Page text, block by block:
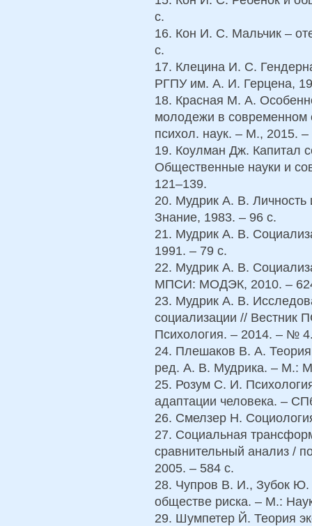
с.
16. Кон И. С. Мальчик –
с.
17. Клецина И. С.
РГПУ им. А. И. Герцена,
18. Красная М. А.
молодежи в
психол. наук. – М., 2015. –
19. Коулман Дж. Капитал
Общественные науки и
121–139.
20. Мудрик А. В. Личность
Знание, 1983. – 96 с.
21. Мудрик А. В.
1991. – 79 с.
22. Мудрик А. В.
МПСИ: МОДЭК, 2010. –
23. Мудрик А. В.
социализации // Вестник
Психология. – 2014. – №
24. Плешаков В. А. Теория
ред. А. В. Мудрика. – М.:
25. Розум С. И.
адаптации человека. –
26. Смелзер Н.
27. Социальная
сравнительный анализ /
2005. – 584 с.
28. Чупров В. И., Зубок
обществе риска. – М.:
29. Шумпетер Й. Теория